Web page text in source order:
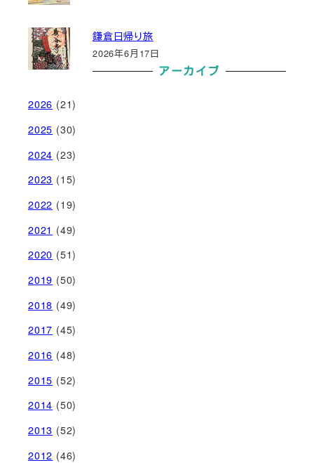
鎌倉日帰り旅
2026年6月17日
アーカイブ
2026 (21)
2025 (30)
2024 (23)
2023 (15)
2022 (19)
2021 (49)
2020 (51)
2019 (50)
2018 (49)
2017 (45)
2016 (48)
2015 (52)
2014 (50)
2013 (52)
2012 (46)